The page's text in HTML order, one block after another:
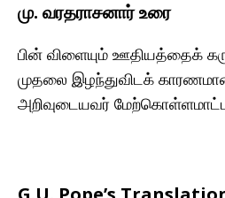
மு. வரதராசனார் உரை
பின் விளையும் ஊதியத்தைக்
முதலை இழந்துவிடக்
அறிவுடையவர்